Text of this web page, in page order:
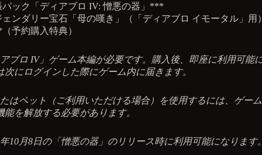
パック「ディアブロ IV: 憎悪の器」***
ェンダリー宝石「母の嘆き」（「ディアブロ イモータル」用
予約購入特典）
ブロ IV」ゲーム本編が必要です。購入後、即座に利用可能
次にログインした際にゲーム内に届きます。
はペット（ご利用いただける場合）を使用するには、ゲー
能を解放する必要があります。
10月8日の「憎悪の器」のリリース時に利用可能になります